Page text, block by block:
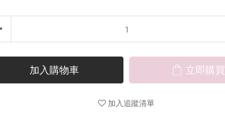
加入購物車 立即購買
加入追蹤清單